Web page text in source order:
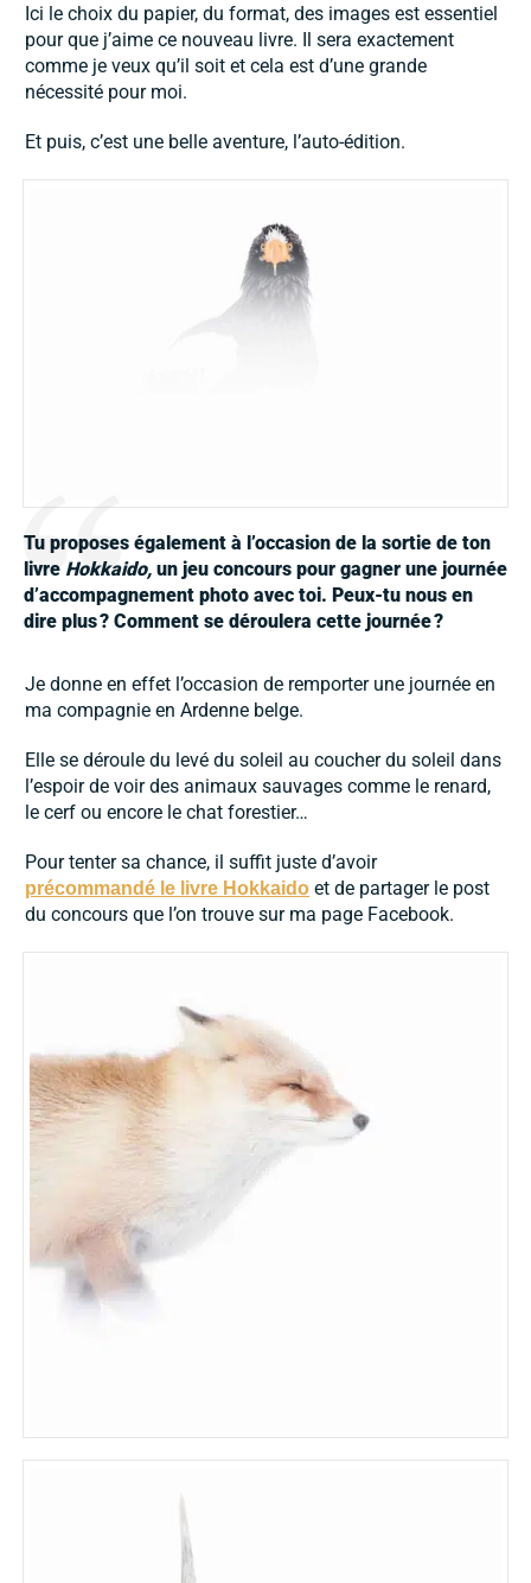
Ici le choix du papier, du format, des images est essentiel
pour que j’aime ce nouveau livre. Il sera exactement
comme je veux qu’il soit et cela est d’une grande
nécessité pour moi.
Et puis, c’est une belle aventure, l’auto-édition.
Tu proposes également à l’occasion de la sortie de ton
livre Hokkaido, un jeu concours pour gagner une journée
d’accompagnement photo avec toi. Peux-tu nous en
dire plus? Comment se déroulera cette journée?
Je donne en effet l’occasion de remporter une journée en
ma compagnie en Ardenne belge.
Elle se déroule du levé du soleil au coucher du soleil dans
l’espoir de voir des animaux sauvages comme le renard,
le cerf ou encore le chat forestier…
Pour tenter sa chance, il suffit juste d’avoir
précommandé le livre Hokkaido et de partager le post
du concours que l’on trouve sur ma page Facebook.